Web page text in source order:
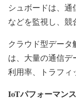
シュボードは、
などを監視し、競
クラウド型データ
は、大量の通信デ
利用率、トラフィ
IoTパフォーマン